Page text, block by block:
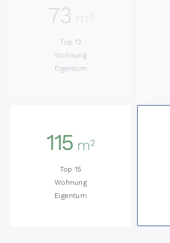
73 m²
Top 13
Wohnung
Eigentum
115 m²
Top 15
Wohnung
Eigentum